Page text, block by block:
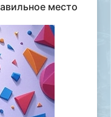
место